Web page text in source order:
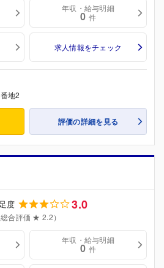
年収・給与明細
0 件
求人情報をチェック
地2
評価の詳細を見る
度 3.0
総合評価 ★ 2.2）
年収・給与明細
0 件